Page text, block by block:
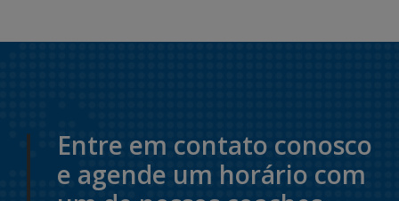
Entre em contato conosco
e agende um horário com